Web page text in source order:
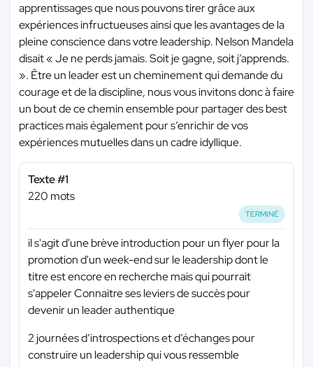
apprentissages que nous pouvons tirer grâce aux
expériences infructueuses ainsi que les avantages de la
pleine conscience dans votre leadership. Nelson Mandela
disait « Je ne perds jamais. Soit je gagne, soit j’apprends.
». Être un leader est un cheminement qui demande du
courage et de la discipline, nous vous invitons donc à faire
un bout de ce chemin ensemble pour partager des best
practices mais également pour s’enrichir de vos
expériences mutuelles dans un cadre idyllique.
Texte #1
220 mots
TERMINÉ
il s'agit d'une brève introduction pour un flyer pour la
promotion d'un week-end sur le leadership dont le
titre est encore en recherche mais qui pourrait
s'appeler Connaitre ses leviers de succès pour
devenir un leader authentique
2 journées d’introspections et d’échanges pour
construire un leadership qui vous ressemble